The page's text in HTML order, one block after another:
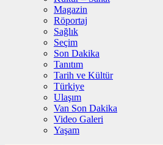
Magazin
Röportaj
Sağlık
Seçim
Son Dakika
Tanıtım
Tarih ve Kültür
Türkiye
Ulaşım
Van Son Dakika
Video Galeri
Yaşam